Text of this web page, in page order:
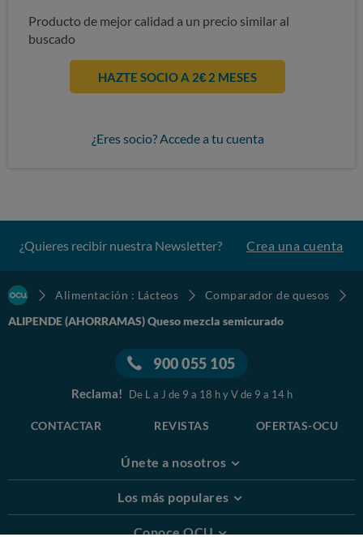
Producto de mejor calidad a un precio similar al
buscado
HAZTE SOCIO A 2€ 2 MESES
¿Eres socio? Accede a tu cuenta
¿Quieres recibir nuestra Newsletter? Crea una cuenta
Alimentación : Lácteos
Comparador de quesos
ALIPENDE (AHORRAMAS) Queso mezcla semicurado
900 055 105
Reclama! De L a J de 9 a 18 h y V de 9 a 14 h
CONTACTAR REVISTAS OFERTAS-OCU
Únete a nosotros
Los más populares
Conoce OCU